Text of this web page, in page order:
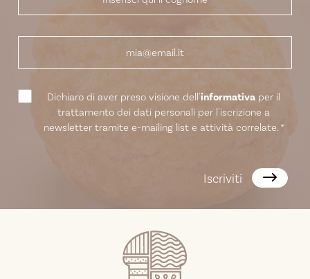
Dichiaro di aver preso visione dell'informativa per il
trattamento dei dati personali per l'iscrizione a
newsletter tramite e-mailing list e attività correlate. *
Iscriviti